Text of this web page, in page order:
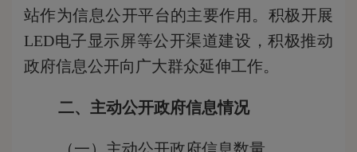
站作为信息公开平台的主要作用。积极开展
LED电子显示屏等公开渠道建设，积极推动
政府信息公开向广大群众延伸工作。
二、主动公开政府信息情况